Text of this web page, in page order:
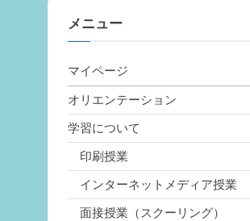
メニュー
マイページ
オリエンテーション
学習について
印刷授業
インターネットメディア授業
面接授業（スクーリング）